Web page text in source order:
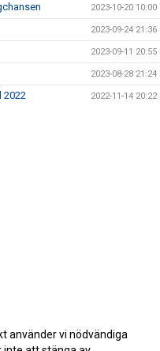
2023-10-20 10:00
2023-09-24 21:36
2023-09-11 20:55
2023-08-28 21:24
2022 2022-11-14 20:22
använder vi nödvändiga